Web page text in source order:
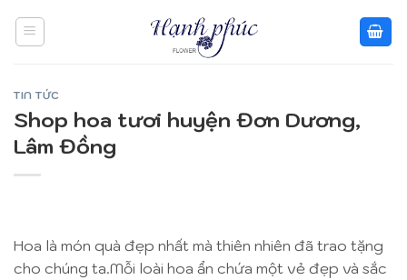
TIN TỨC
Shop hoa tươi huyện Đơn Dương,
Lâm Đồng
Hoa là món quà đẹp nhất mà thiên nhiên đã trao tặng
cho chúng ta.Mỗi loài hoa ẩn chứa một vẻ đẹp và sắc